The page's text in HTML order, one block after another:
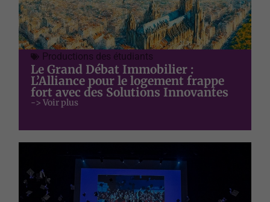
Productions des étudiants
Le Grand Débat Immobilier :
L’Alliance pour le logement frappe
fort avec des Solutions Innovantes
-> Voir plus